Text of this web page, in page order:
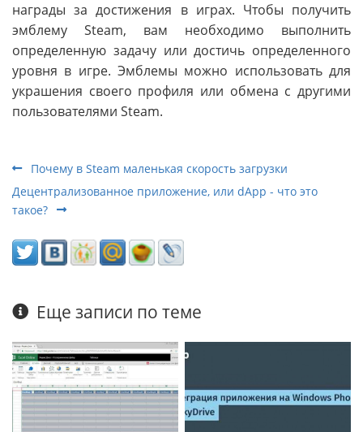
награды за достижения в играх. Чтобы получить
эмблему Steam, вам необходимо выполнить
определенную задачу или достичь определенного
уровня в игре. Эмблемы можно использовать для
украшения своего профиля или обмена с другими
пользователями Steam.
Почему в Steam маленькая скорость загрузки
Децентрализованное приложение, или dApp - что это
такое?
Еще записи по теме